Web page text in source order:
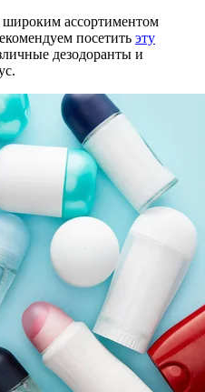
широким ассортиментом
посетить эту
дезодоранты и